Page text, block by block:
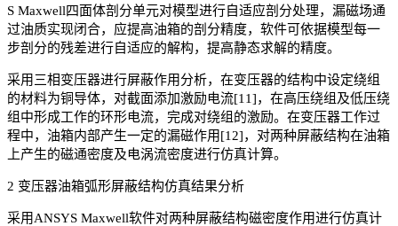
S Maxwell四面体剖分单元对模型进行自适应剖分处理，漏磁场通
过油质实现闭合，应提高油箱的剖分精度，软件可依据模型每一
步剖分的残差进行自适应的解构，提高静态求解的精度。
采用三相变压器进行屏蔽作用分析，在变压器的结构中设定绕组
的材料为铜导体，对截面添加激励电流[11]，在高压绕组及低压绕
组中形成工作的环形电流，完成对绕组的激励。在变压器工作过
程中，油箱内部产生一定的漏磁作用[12]，对两种屏蔽结构在油箱
上产生的磁通密度及电涡流密度进行仿真计算。
2 变压器油箱弧形屏蔽结构仿真结果分析
采用ANSYS Maxwell软件对两种屏蔽结构磁密度作用进行仿真计